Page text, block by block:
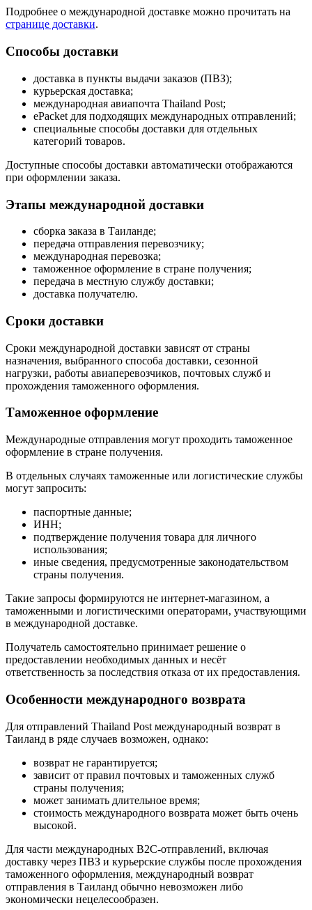
Подробнее о международной доставке можно прочитать на
странице доставки.
Способы доставки
доставка в пункты выдачи заказов (ПВЗ);
курьерская доставка;
международная авиапочта Thailand Post;
ePacket для подходящих международных отправлений;
специальные способы доставки для отдельных
категорий товаров.
Доступные способы доставки автоматически отображаются
при оформлении заказа.
Этапы международной доставки
сборка заказа в Таиланде;
передача отправления перевозчику;
международная перевозка;
таможенное оформление в стране получения;
передача в местную службу доставки;
доставка получателю.
Сроки доставки
Сроки международной доставки зависят от страны
назначения, выбранного способа доставки, сезонной
нагрузки, работы авиаперевозчиков, почтовых служб и
прохождения таможенного оформления.
Таможенное оформление
Международные отправления могут проходить таможенное
оформление в стране получения.
В отдельных случаях таможенные или логистические службы
могут запросить:
паспортные данные;
ИНН;
подтверждение получения товара для личного
использования;
иные сведения, предусмотренные законодательством
страны получения.
Такие запросы формируются не интернет-магазином, а
таможенными и логистическими операторами, участвующими
в международной доставке.
Получатель самостоятельно принимает решение о
предоставлении необходимых данных и несёт
ответственность за последствия отказа от их предоставления.
Особенности международного возврата
Для отправлений Thailand Post международный возврат в
Таиланд в ряде случаев возможен, однако:
возврат не гарантируется;
зависит от правил почтовых и таможенных служб
страны получения;
может занимать длительное время;
стоимость международного возврата может быть очень
высокой.
Для части международных B2C-отправлений, включая
доставку через ПВЗ и курьерские службы после прохождения
таможенного оформления, международный возврат
отправления в Таиланд обычно невозможен либо
экономически нецелесообразен.